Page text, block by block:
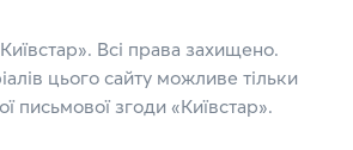
Всі права захищено.
цього сайту можливе тільки
письмової згоди «Київстар».